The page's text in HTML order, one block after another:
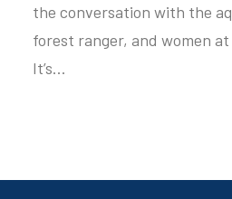
the conversation with the
forest ranger, and women
It’s…